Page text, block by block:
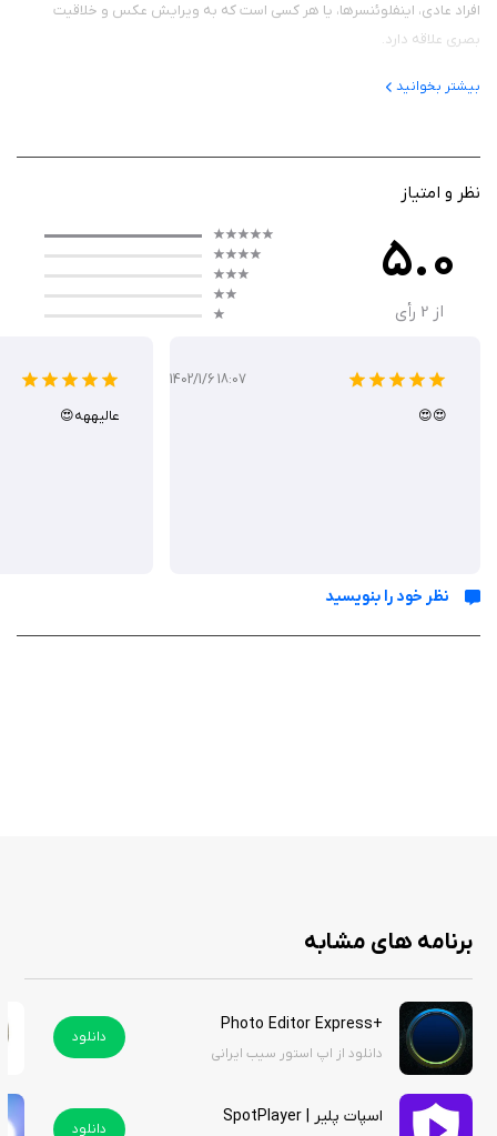
افراد عادی، اینفلوئنسرها، یا هر کسی است که به ویرایش عکس و خلاقیت
بصری علاقه دارد.
سپس با ابزارهای مختلف مانند روتوش بدن، تغییر مدل مو، اضافه کردن تتو یا
فیلترهای هنری، تصویر را ویرایش دهید. اگر می‌خواهید عضلات اضافه کنید یا
کمر را باریک‌تر کنید، امکانات واقعی برای این کار وجود دارد.
همچنین می‌توانید چند عکس را کنار هم در قالب کلاژ قرار دهید، متن یا استیکر
Photable به شما امکان می‌دهد بدون دانش حرفه‌ای گرافیک، عکس‌هایی با
گزینه‌های متنوع برای مدل مو، رنگ مو و ریش/سبیل
چند لمس ساده، ظاهر عکس‌هایشان را تغییر دهند و نتیجه‌ای جذاب برای
اشتراک‌گذاری داشته باشند. اگر می‌خواهید بدون دانش حرفه‌ای، عکس‌هایی با
استایل متفاوت خلق کنید — چه برای پروفایل شخصی، شبکه اجتماعی یا حتی کار
تبلیغاتی — این برنامه انتخاب مناسبی است. امکانات متنوع روتوش بدن، تتو و
استایل مو به شما آزادی زیادی برای خلاقیت می‌دهد.
برنامه در اپ استور رایگان است، ولی برای استفاده کامل از امکانات نیاز به اشتراک
بیشتر بخوانید
نظر و امتیاز
5.0
از 2 رأی
1402/1/6 18:07
😍😍 عالیههه😍
نظر خود را بنویسید
برنامه های مشابه
+Photo Editor Express
دانلود از اپ استور سیب ایرانی
دانلود
اسپات پلیر | SpotPlayer
دانلود